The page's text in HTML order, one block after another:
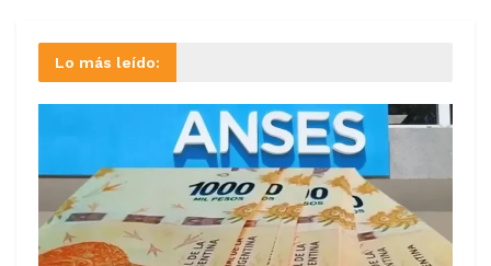
Lo más leído: